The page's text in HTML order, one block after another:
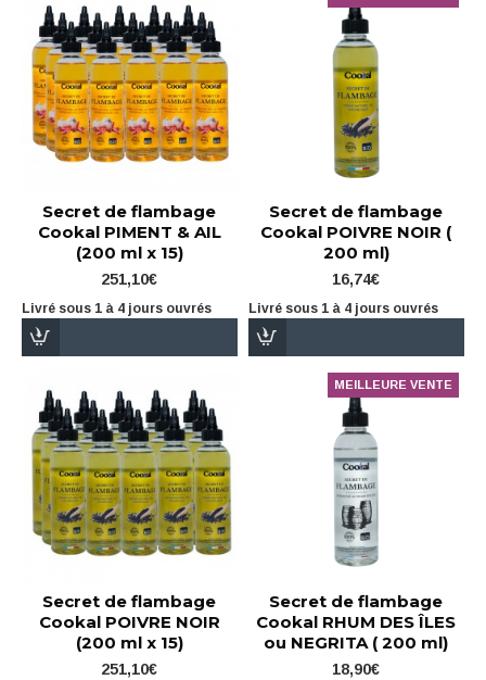
Secret de flambage
Cookal PIMENT & AIL
(200 ml x 15)
251,10€
Livré sous 1 à 4 jours ouvrés
Secret de flambage
Cookal POIVRE NOIR (
200 ml)
16,74€
Livré sous 1 à 4 jours ouvrés
Secret de flambage
Cookal POIVRE NOIR
(200 ml x 15)
251,10€
MEILLEURE VENTE
Secret de flambage
Cookal RHUM DES ÎLES
ou NEGRITA ( 200 ml)
18,90€